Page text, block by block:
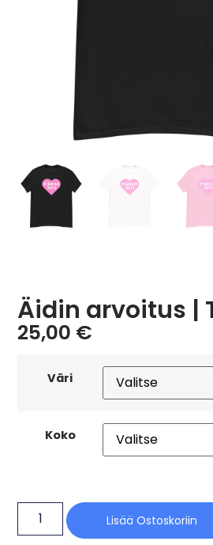
Äidin arvoitus |
25,00 €
Väri
Koko
Lisää Ostoskoriin